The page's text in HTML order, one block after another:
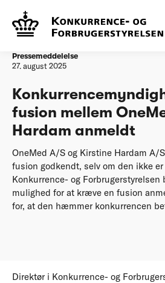
Forside
Kirstine Hardam anmeldt
Pressemeddelelse
27. august 2025
fusion mellem
Hardam anmeldt
OneMed A/S og Kirstine Hardam A/
fusion godkendt, selv om den ikke
Konkurrence- og Forbrugerstyrelsen
mulighed for at kræve en fusion
for, at den hæmmer konkurrencen
Direktør i Konkurrence- og